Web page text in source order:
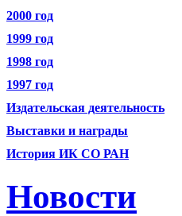
2000 год
1999 год
1998 год
1997 год
Издательская деятельность
Выставки и награды
История ИК СО РАН
Новости